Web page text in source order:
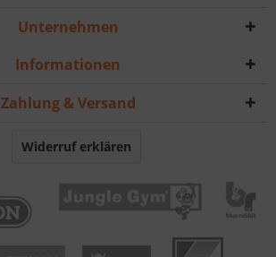
Unternehmen
Informationen
Zahlung & Versand
Widerruf erklären